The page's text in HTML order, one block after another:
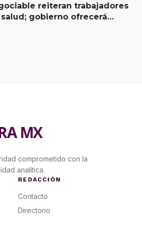
reiteran trabajadores
gobierno ofrecerá
MX
comprometido con la
analítica.
REDACCIÓN
Contacto
Directorio